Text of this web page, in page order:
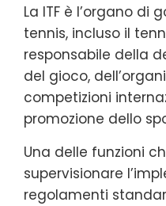
La ITF è l’organo di
tennis, incluso il
responsabile della
del gioco,
competizioni
promozione dello
Una delle funzioni
supervisionare
regolamenti